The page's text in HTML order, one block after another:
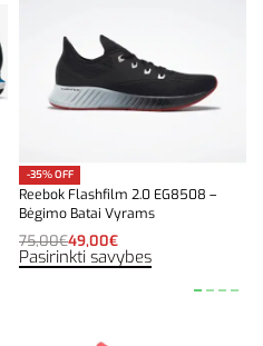
-35% OFF
Reebok Flashfilm 2.0 EG8508 –
Bėgimo Batai Vyrams
75,00€49,00€
Pasirinkti savybes